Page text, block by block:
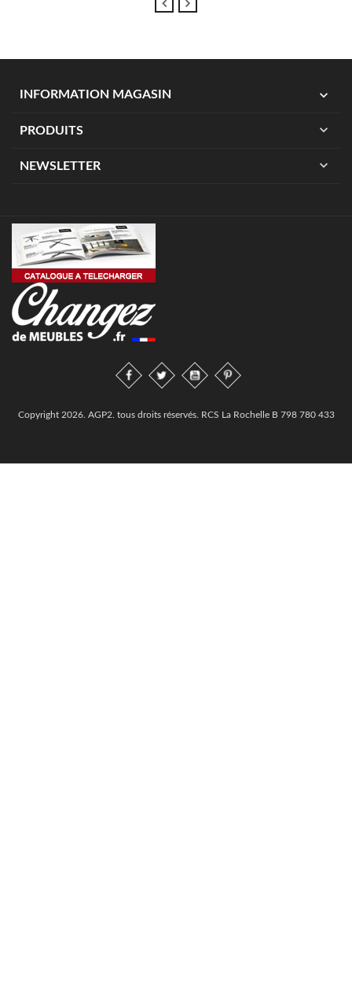
INFORMATION MAGASIN expand_more
PRODUITS expand_more
NEWSLETTER expand_more
Copyright 2026. AGP2. tous droits réservés. RCS La Rochelle B 798 780 433